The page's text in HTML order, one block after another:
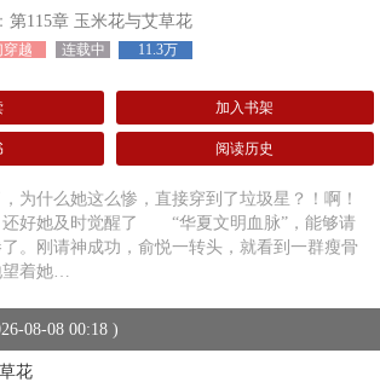
第115章 玉米花与艾草花
穿越 连载中 11.3万
加入书架
阅读历史
为什么她这么惨，直接穿到了垃圾星？！啊！
好她及时觉醒了 “华夏文明血脉”，能够请
。刚请神成功，俞悦一转头，就看到一群瘦骨
望着她…
08-08 00:18 )
花